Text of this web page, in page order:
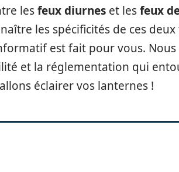
lesfeux diurnes et lesfeux
les spécificités de ces
est fait pour vous.
et la réglementation qui
éclairer vos lanternes !